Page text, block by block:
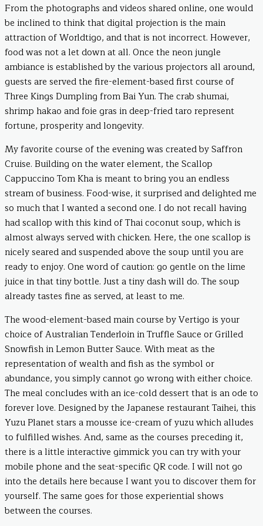
From the photographs and videos shared online, one would
be inclined to think that digital projection is the main
attraction of Worldtigo, and that is not incorrect. However,
food was not a let down at all. Once the neon jungle
ambiance is established by the various projectors all around,
guests are served the fire-element-based first course of
Three Kings Dumpling from Bai Yun. The crab shumai,
shrimp hakao and foie gras in deep-fried taro represent
fortune, prosperity and longevity.
My favorite course of the evening was created by Saffron
Cruise. Building on the water element, the Scallop
Cappuccino Tom Kha is meant to bring you an endless
stream of business. Food-wise, it surprised and delighted me
so much that I wanted a second one. I do not recall having
had scallop with this kind of Thai coconut soup, which is
almost always served with chicken. Here, the one scallop is
nicely seared and suspended above the soup until you are
ready to enjoy. One word of caution: go gentle on the lime
juice in that tiny bottle. Just a tiny dash will do. The soup
already tastes fine as served, at least to me.
The wood-element-based main course by Vertigo is your
choice of Australian Tenderloin in Truffle Sauce or Grilled
Snowfish in Lemon Butter Sauce. With meat as the
representation of wealth and fish as the symbol or
abundance, you simply cannot go wrong with either choice.
The meal concludes with an ice-cold dessert that is an ode to
forever love. Designed by the Japanese restaurant Taihei, this
Yuzu Planet stars a mousse ice-cream of yuzu which alludes
to fulfilled wishes. And, same as the courses preceding it,
there is a little interactive gimmick you can try with your
mobile phone and the seat-specific QR code. I will not go
into the details here because I want you to discover them for
yourself. The same goes for those experiential shows
between the courses.